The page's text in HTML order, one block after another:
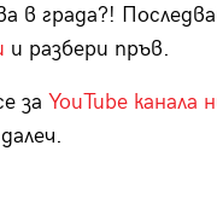
в града?!
и разбери пръв.
за YouTube канала